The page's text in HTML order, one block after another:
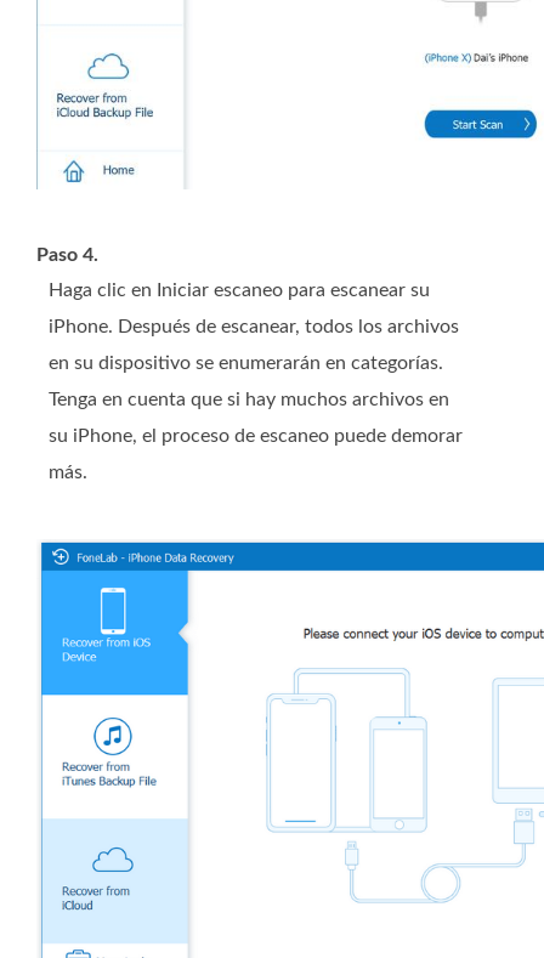
Paso 4.
Haga clic en Iniciar escaneo para escanear su
iPhone. Después de escanear, todos los archivos
en su dispositivo se enumerarán en categorías.
Tenga en cuenta que si hay muchos archivos en
su iPhone, el proceso de escaneo puede demorar
más.